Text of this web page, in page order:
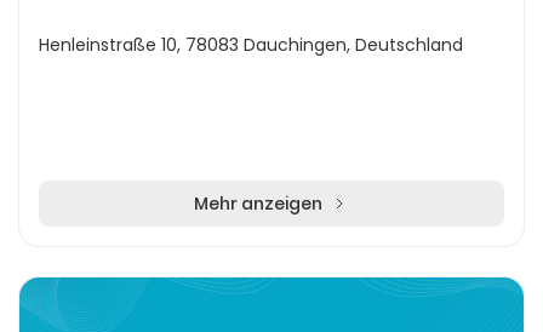
Henleinstraße 10, 78083 Dauchingen, Deutschland
Mehr anzeigen